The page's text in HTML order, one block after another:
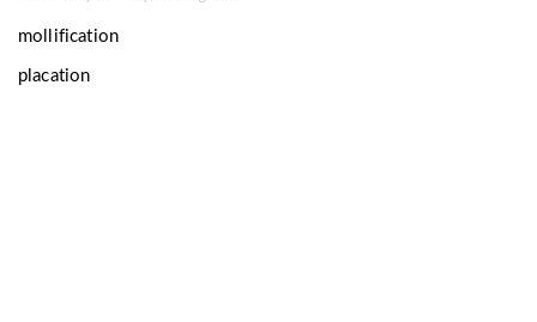
mollification
placation